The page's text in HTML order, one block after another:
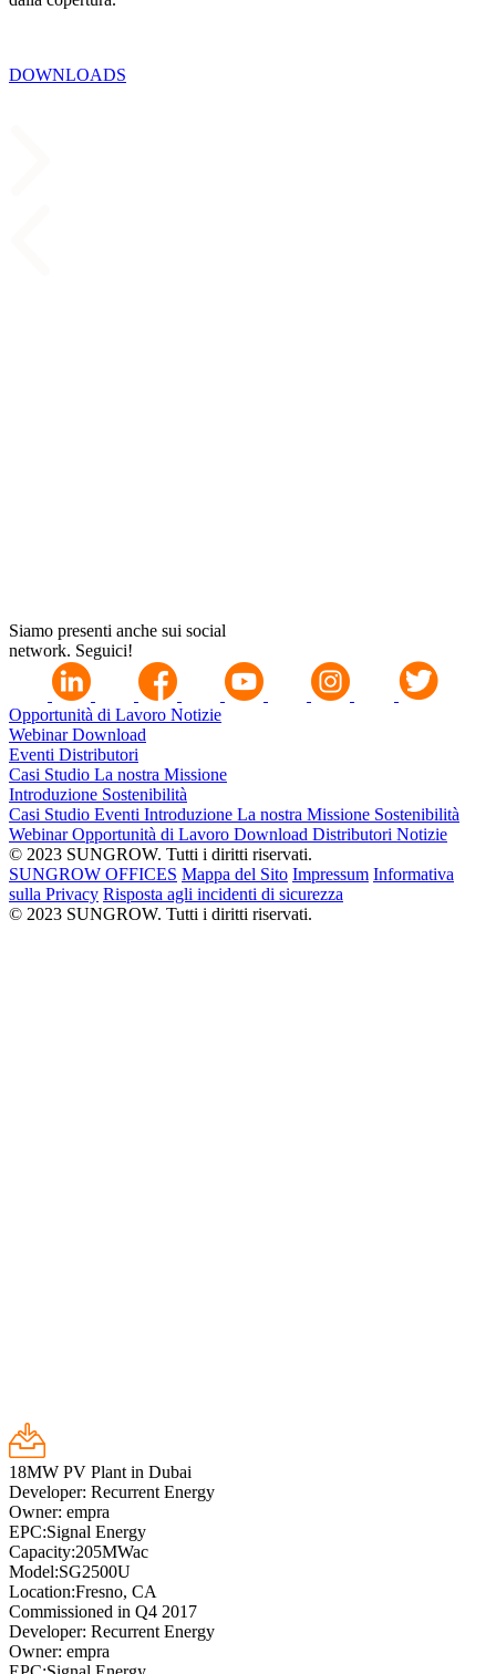
DOWNLOADS
Siamo presenti anche sui social
network. Seguici!
Opportunità di Lavoro Notizie
WebinarDownload
Eventi Distributori
Casi Studio La nostra Missione
Introduzione Sostenibilità
Casi Studio Eventi Introduzione La nostra Missione Sostenibilità
WebinarOpportunità di Lavoro Download Distributori Notizie
© 2023 SUNGROW. Tutti i diritti riservati.
SUNGROW OFFICES Mappa del Sito Impressum Informativa
sulla Privacy Risposta agli incidenti di sicurezza
© 2023 SUNGROW. Tutti i diritti riservati.
18MW PV Plant in Dubai
Developer: Recurrent Energy
Owner: empra
EPC:Signal Energy
Capacity:205MWac
Model:SG2500U
Location:Fresno, CA
Commissioned in Q4 2017
Developer: Recurrent Energy
Owner: empra